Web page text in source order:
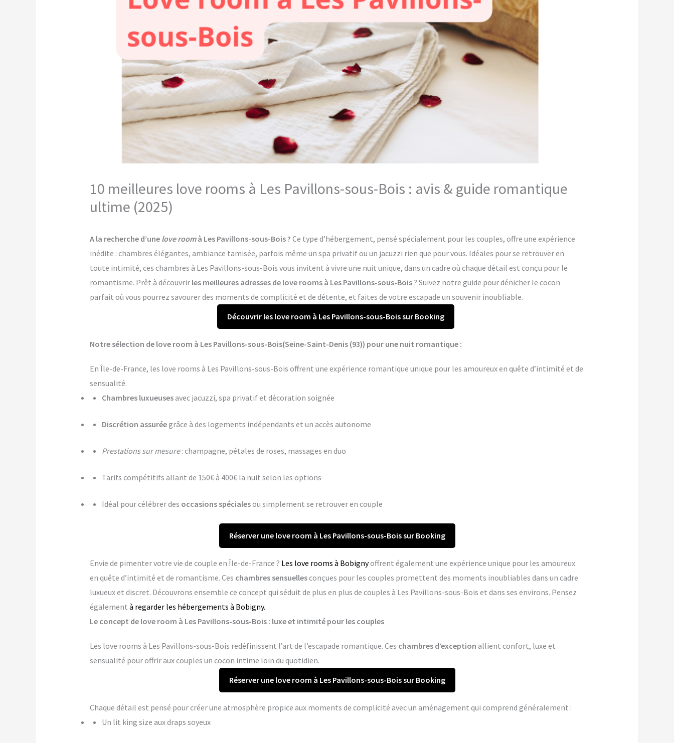
10 meilleures love rooms à Les Pavillons-sous-Bois : avis & guide romantique
ultime (2025)
A la recherche d’une love roomà Les Pavillons-sous-Bois ? Ce type d’hébergement, pensé spécialement pour les couples, offre une expérience
inédite : chambres élégantes, ambiance tamisée, parfois même un spa privatif ou un jacuzzi rien que pour vous. Idéales pour se retrouver en
toute intimité, ces chambres à Les Pavillons-sous-Bois vous invitent à vivre une nuit unique, dans un cadre où chaque détail est conçu pour le
romantisme. Prêt à découvrir les meilleures adresses de love rooms à Les Pavillons-sous-Bois? Suivez notre guide pour dénicher le cocon
parfait où vous pourrez savourer des moments de complicité et de détente, et faites de votre escapade un souvenir inoubliable.
Découvrir les love room à Les Pavillons-sous-Bois sur Booking
Notre sélection de love room à Les Pavillons-sous-Bois(Seine-Saint-Denis (93)) pour une nuit romantique :
En Île-de-France, les love rooms à Les Pavillons-sous-Bois offrent une expérience romantique unique pour les amoureux en quête d’intimité et de
sensualité.
Chambres luxueusesavec jacuzzi, spa privatif et décoration soignée
Discrétion assuréegrâce à des logements indépendants et un accès autonome
Prestations sur mesure: champagne, pétales de roses, massages en duo
Tarifs compétitifs allant de 150€ à 400€ la nuit selon les options
Idéal pour célébrer des occasions spécialesou simplement se retrouver en couple
Réserver une love room à Les Pavillons-sous-Bois sur Booking
Envie de pimenter votre vie de couple en Île-de-France ? Les love rooms à Bobignyoffrent également une expérience unique pour les amoureux
en quête d’intimité et de romantisme. Ces chambres sensuellesconçues pour les couples promettent des moments inoubliables dans un cadre
luxueux et discret. Découvrons ensemble ce concept qui séduit de plus en plus de couples à Les Pavillons-sous-Bois et dans ses environs. Pensez
également à regarder les hébergements à Bobigny.
Le concept de love room à Les Pavillons-sous-Bois : luxe et intimité pour les couples
Les love rooms à Les Pavillons-sous-Bois redéfinissent l’art de l’escapade romantique. Ces chambres d’exception allient confort, luxe et
sensualité pour offrir aux couples un cocon intime loin du quotidien.
Réserver une love room à Les Pavillons-sous-Bois sur Booking
Chaque détail est pensé pour créer une atmosphère propice aux moments de complicité avec un aménagement qui comprend généralement :
Un lit king size aux draps soyeux